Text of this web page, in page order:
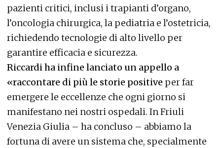
pazienti critici, inclusi i trapianti d’organo,
l’oncologia chirurgica, la pediatria e l’ostetricia,
richiedendo tecnologie di alto livello per
garantire efficacia e sicurezza.
Riccardi ha infine lanciato un appello a
«raccontare di più le storie positive per far
emergere le eccellenze che ogni giorno si
manifestano nei nostri ospedali. In Friuli
Venezia Giulia – ha concluso – abbiamo la
fortuna di avere un sistema che, specialmente